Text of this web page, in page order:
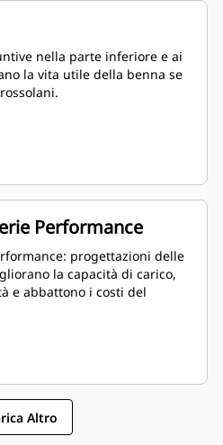
nella parte inferiore e ai
la vita utile della benna se
Performance
progettazioni delle
la capacità di carico,
e abbattono i costi del
Altro